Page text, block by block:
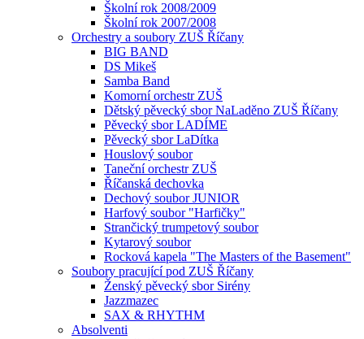
Školní rok 2008/2009
Školní rok 2007/2008
Orchestry a soubory ZUŠ Říčany
BIG BAND
DS Mikeš
Samba Band
Komorní orchestr ZUŠ
Dětský pěvecký sbor NaLaděno ZUŠ Říčany
Pěvecký sbor LADÍME
Pěvecký sbor LaDítka
Houslový soubor
Taneční orchestr ZUŠ
Říčanská dechovka
Dechový soubor JUNIOR
Harfový soubor "Harfičky"
Strančický trumpetový soubor
Kytarový soubor
Rocková kapela "The Masters of the Basement"
Soubory pracující pod ZUŠ Říčany
Ženský pěvecký sbor Sirény
Jazzmazec
SAX & RHYTHM
Absolventi